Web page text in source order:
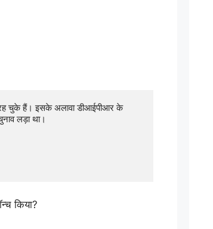
चुके हैं। इसके अलावा डीआईपीआर के
लड़ा था।
किया?